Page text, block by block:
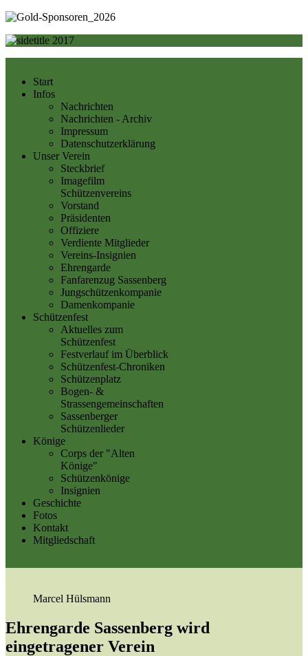
Start
Infos
Nachrichten
Nachrichten - Archiv
Impressum
Datenschutzerklärung
Unser Verein
Steckbrief
Imagefilm
Schützenvereins
Vorstand
Präsidenten
Offiziere
Verdiente Mitglieder
Vereins-Insignien
Ehrengarde
Fanfarenzug Sassenberg
Jungschützenkompanie
Damenkompanie
Schützenfest
Aktuelles zum
Schützenfest
Festverlauf im Überblick
Schützenfest-Chroniken
Schützenplatz
Bogen- &
Strassengemeinschaften
Sassenberger
Schützenlieder
Könige
Corps der "Alten
Könige"
Schützenkönige
Insignien
Geschichte
Fotos
Kontakt
Mitgliedschaft
Marcel Hülsmann
Ehrengarde Sassenberg wird
eingetragener Verein